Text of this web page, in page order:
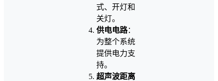
式、开灯和
关灯。
供电电路：
为整个系统
提供电力支
持。
超声波距离